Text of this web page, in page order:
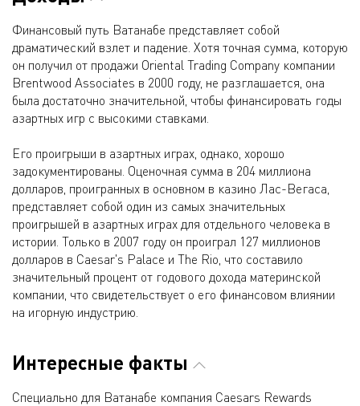
Финансовый путь Ватанабе представляет собой
драматический взлет и падение. Хотя точная сумма, которую
он получил от продажи Oriental Trading Company компании
Brentwood Associates в 2000 году, не разглашается, она
была достаточно значительной, чтобы финансировать годы
азартных игр с высокими ставками.
Его проигрыши в азартных играх, однако, хорошо
задокументированы. Оценочная сумма в 204 миллиона
долларов, проигранных в основном в казино Лас-Вегаса,
представляет собой один из самых значительных
проигрышей в азартных играх для отдельного человека в
истории. Только в 2007 году он проиграл 127 миллионов
долларов в Caesar's Palace и The Rio, что составило
значительный процент от годового дохода материнской
компании, что свидетельствует о его финансовом влиянии
на игорную индустрию.
Интересные факты
Специально для Ватанабе компания Caesars Rewards